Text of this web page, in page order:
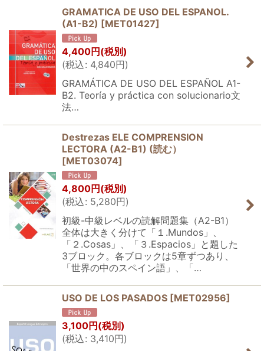
GRAMATICA DE USO DEL ESPANOL.
(A1-B2) [MET01427]
4,400円 (税別)
(税込: 4,840円)
GRAMÁTICA DE USO DEL ESPAÑOL A1-
B2. Teoría y práctica con solucionario文
法…
Destrezas ELE COMPRENSION
LECTORA (A2-B1) (読む）
[MET03074]
4,800円 (税別)
(税込: 5,280円)
初級-中級レベルの読解問題集（A2-B1）
全体は大きく分けて「１.Mundos」、
「２.Cosas」、「３.Espacios」と題した
3ブロック。各ブロックは5章ずつあり、
「世界の中のスペイン語」、「…
USO DE LOS PASADOS [MET02956]
3,100円 (税別)
(税込: 3,410円)